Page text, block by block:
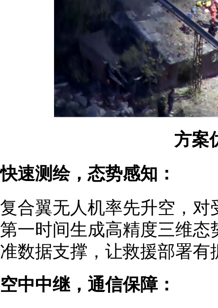
方案
快速测绘，态势感知：
复合翼无人机率先升空，
第一时间生成高精度三维
准数据支撑，让救援部署有
空中中继，通信保障：